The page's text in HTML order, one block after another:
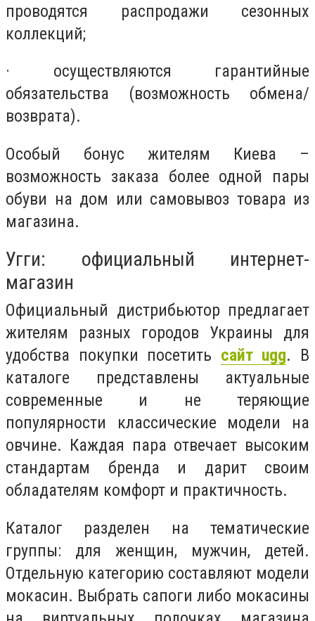
проводятся распродажи сезонных
коллекций;
· осуществляются гарантийные
обязательства (возможность обмена/
возврата).
Особый бонус жителям Киева –
возможность заказа более одной пары
обуви на дом или самовывоз товара из
магазина.
Угги: официальный интернет-
магазин
Официальный дистрибьютор предлагает
жителям разных городов Украины для
удобства покупки посетить сайт ugg. В
каталоге представлены актуальные
современные и не теряющие
популярности классические модели на
овчине. Каждая пара отвечает высоким
стандартам бренда и дарит своим
обладателям комфорт и практичность.
Каталог разделен на тематические
группы: для женщин, мужчин, детей.
Отдельную категорию составляют модели
мокасин. Выбрать сапоги либо мокасины